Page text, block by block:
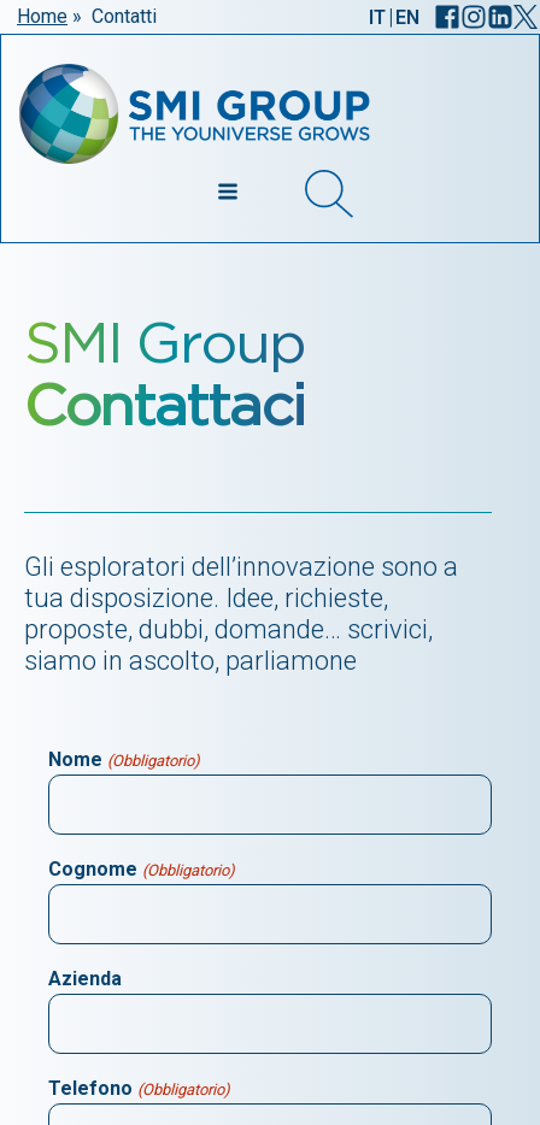
Home » Contatti IT| EN
SMI Group
Contattaci
Gli esploratori dell’innovazione sono a
tua disposizione. Idee, richieste,
proposte, dubbi, domande… scrivici,
siamo in ascolto, parliamone
Nome (Obbligatorio)
Cognome (Obbligatorio)
Azienda
Telefono (Obbligatorio)